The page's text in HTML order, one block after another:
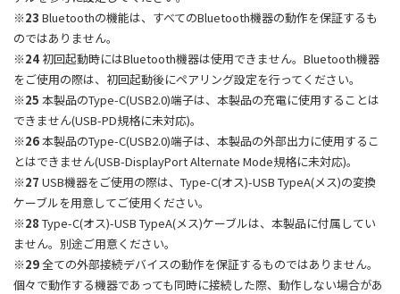
※23 Bluetoothの機能は、すべてのBluetooth機器の動作を保証するも
のではありません。
※24初回起動時にはBluetooth機器は使用できません。Bluetooth機器
をご使用の際は、初回起動後にペアリング設定を行ってください。
※25 本製品のType-C(USB2.0)端子は、本製品の充電に使用することは
できません(USB-PD規格に未対応)。
※26本製品のType-C(USB2.0)端子は、本製品の外部出力に使用するこ
とはできません(USB-DisplayPort Alternate Mode規格に未対応)。
※27 USB機器をご使用の際は、Type-C(オス)-USB TypeA(メス)の変換
ケーブルを用意してご使用ください。
※28 Type-C(オス)-USB TypeA(メス)ケーブルは、本製品に付属してい
ません。別途ご用意ください。
※29全ての外部接続デバイスの動作を保証するものではありません。
個々で動作する機器であっても同時に接続した際、動作しない場合があ